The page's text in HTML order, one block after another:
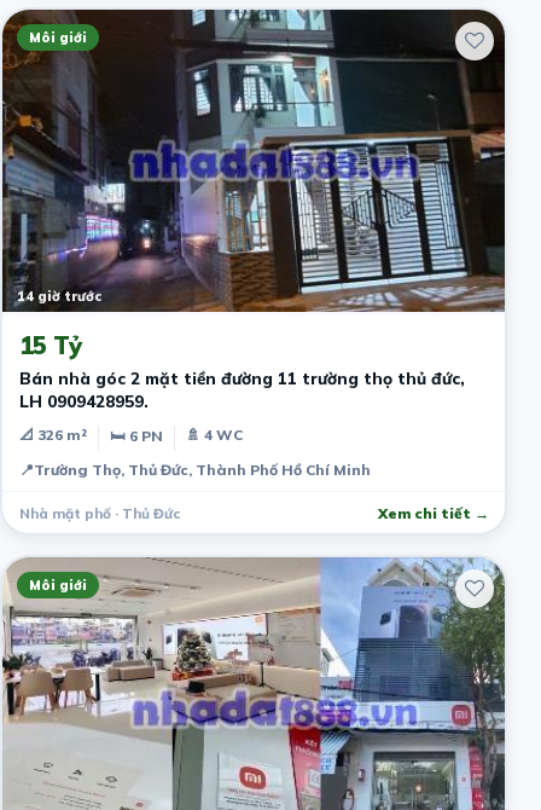
Môi giới
14 giờ trước
15 Tỷ
Bán nhà góc 2 mặt tiền đường 11 trường thọ thủ đức,
LH 0909428959.
📐 326 m² 🛏 6 PN
🚿 4 WC
📍Trường Thọ, Thủ Đức, Thành Phố Hồ Chí Minh
Nhà mặt phố · Thủ Đức Xem chi tiết →
Môi giới